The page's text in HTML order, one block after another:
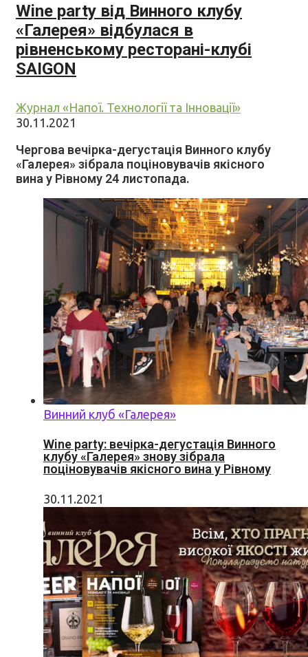
Wine party від Винного клубу
«Галерея» відбулася в
рівненському ресторані-клубі
SAIGON
Журнал «Напої. Технології та Інновації»
30.11.2021
Чергова вечірка-дегустація Винного клубу
«Галерея» зібрала поціновувачів якісного
вина у Рівному 24 листопада.
Винний клуб «Галерея»
Wine party: вечірка-дегустація Винного
клубу «Галерея» знову зібрала
поціновувачів якісного вина у Рівному
30.11.2021